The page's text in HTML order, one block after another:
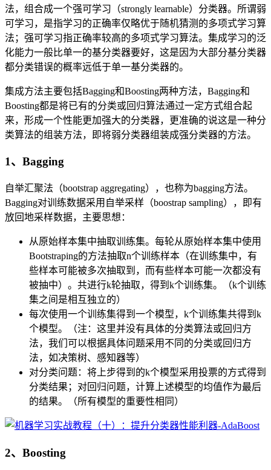
法，组合成一个强可学习（strongly learnable）分类器。所谓弱
可学习，是指学习的正确率仅略优于随机猜测的多项式学习算
法；强可学习指正确率较高的多项式学习算法。集成学习的泛
化能力一般比单一的基分类器要好，这是因为大部分基分类器
都分类错误的概率远低于单一基分类器的。
集成方法主要包括Bagging和Boosting两种方法，Bagging和
Boosting都是将已有的分类或回归算法通过一定方式组合起
来，形成一个性能更加强大的分类器，更准确的说这是一种分
类算法的组装方法，即将弱分类器组装成强分类器的方法。
1、Bagging
自举汇聚法（bootstrap aggregating），也称为bagging方法。
Bagging对训练数据采用自举采样（boostrap sampling），即有
放回地采样数据，主要思想：
从原始样本集中抽取训练集。每轮从原始样本集中使用
Bootstraping的方法抽取n个训练样本（在训练集中，有
些样本可能被多次抽取到，而有些样本可能一次都没有
被抽中）。共进行k轮抽取，得到k个训练集。（k个训练
集之间是相互独立的）
每次使用一个训练集得到一个模型，k个训练集共得到k
个模型。（注：这里并没有具体的分类算法或回归方
法，我们可以根据具体问题采用不同的分类或回归方
法，如决策树、感知器等）
对分类问题：将上步得到的k个模型采用投票的方式得到
分类结果；对回归问题，计算上述模型的均值作为最后
的结果。（所有模型的重要性相同）
2、Boosting